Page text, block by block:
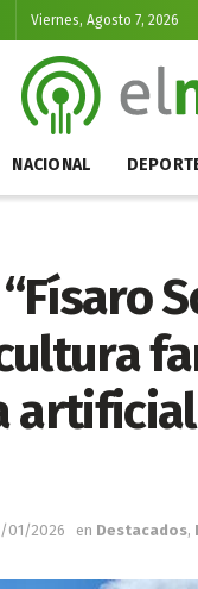
Viernes, Agosto 7, 2026
NACIONAL
01/2026 en Destacados,